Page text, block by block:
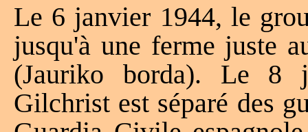
Le 6 janvier 1944, le
jusqu'à une ferme juste
(Jauriko borda). Le 8
Gilchrist est séparé des